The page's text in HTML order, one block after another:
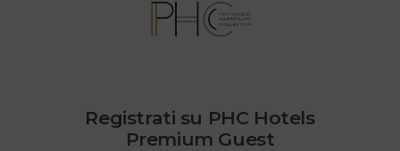
Registrati su PHC Hotels
Premium Guest